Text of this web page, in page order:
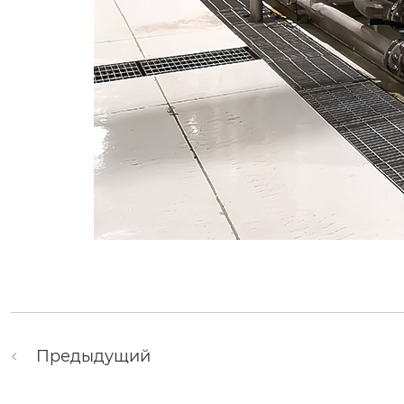
Предыдущий